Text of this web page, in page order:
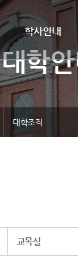
학사안내
대학조직
교목실